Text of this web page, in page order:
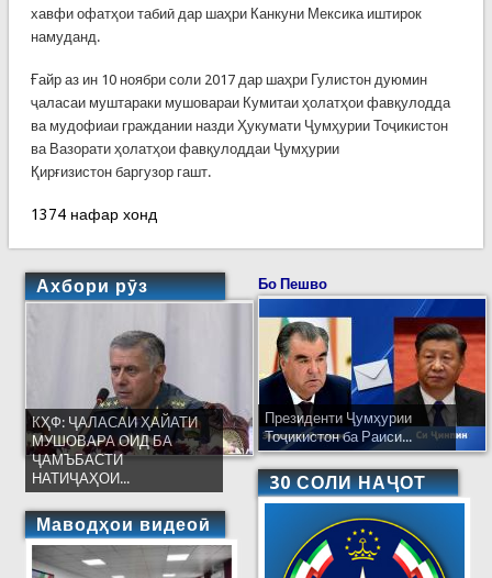
хавфи офатҳои табиӣ дар шаҳри Канкуни Мексика иштирок
намуданд.
Ғайр аз ин 10 ноябри соли 2017 дар шаҳри Гулистон дуюмин
ҷаласаи муштараки мушовараи Кумитаи ҳолатҳои фавқулодда
ва мудофиаи граждании назди Ҳукумати Ҷумҳурии Тоҷикистон
ва Вазорати ҳолатҳои фавқулоддаи Ҷумҳурии
Қирғизистон баргузор гашт.
1374 нафар хонд
Ахбори рӯз
КҲФ: ҶАЛАСАИ ҲАЙАТИ
МУШОВАРА ОИД БА
ҶАМЪБАСТИ
НАТИҶАҲОИ...
Маводҳои видеоӣ
Бо Пешво
Президенти Ҷумҳурии
Тоҷикистон ба Раиси...
30 СОЛИ НАҶОТ